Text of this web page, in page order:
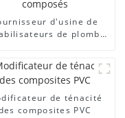
d'usine de
de plomb
de ténacité
composites PVC